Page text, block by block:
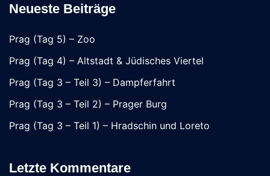
Neueste Beiträge
Prag (Tag 5) – Zoo
Prag (Tag 4) – Altstadt & Jüdisches Viertel
Prag (Tag 3 – Teil 3) – Dampferfahrt
Prag (Tag 3 – Teil 2) – Prager Burg
Prag (Tag 3 – Teil 1) – Hradschin und Loreto
Letzte Kommentare